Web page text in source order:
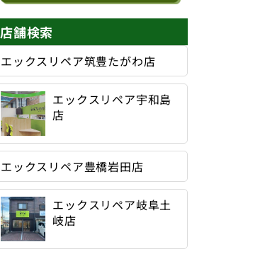
店舗検索
エックスリペア筑豊たがわ店
エックスリペア宇和島
店
エックスリペア豊橋岩田店
エックスリペア岐阜土
岐店